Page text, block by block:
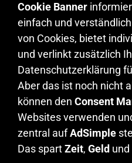
Cookie Banner
einfach und
von Cookies, bietet
und verlinkt zusätzlich
Datenschutzerklärung
Aber das ist noch nicht
können den Consent
Websites verwenden
zentral aufAdSimple
Das spartZeit, Geld und